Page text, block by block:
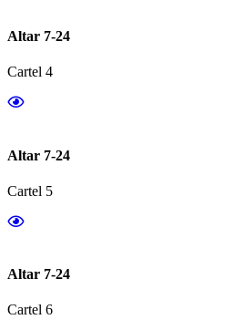
Altar 7-24
Cartel 4
Altar 7-24
Cartel 5
Altar 7-24
Cartel 6